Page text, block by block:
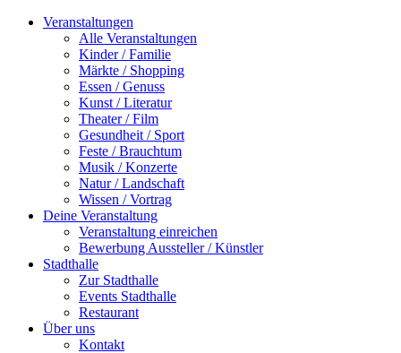
Veranstaltungen
Alle Veranstaltungen
Kinder / Familie
Märkte / Shopping
Essen / Genuss
Kunst / Literatur
Theater / Film
Gesundheit / Sport
Feste / Brauchtum
Musik / Konzerte
Natur / Landschaft
Wissen / Vortrag
Deine Veranstaltung
Veranstaltung einreichen
Bewerbung Aussteller / Künstler
Stadthalle
Zur Stadthalle
Events Stadthalle
Restaurant
Über uns
Kontakt